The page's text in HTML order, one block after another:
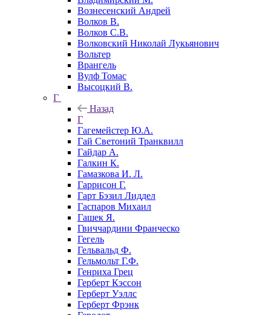
Вознесенский Андрей
Волков В.
Волков С.В.
Волковский Николай Лукьянович
Вольтер
Врангель
Вулф Томас
Высоцкий В.
Г
Назад
Г
Гагемейстер Ю.А.
Гай Светоний Транквилл
Гайдар А.
Галкин К.
Гамазкова И. Л.
Гаррисон Г.
Гарт Бэзил Лиддел
Гаспаров Михаил
Гашек Я.
Гвиччардини Франческо
Гегель
Гельвальд Ф.
Гельмольт Г.Ф.
Генриха Грец
Герберт Кэссон
Герберт Уэллс
Герберт Фрэнк